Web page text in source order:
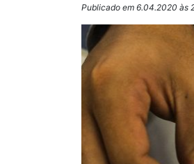
Publicado em 6.04.2020 às